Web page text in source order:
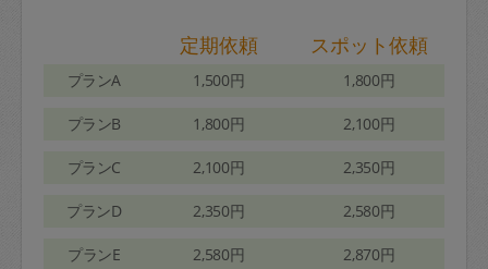
定期依頼 スポット依頼
プランA 1,500円 1,800円
プランB 1,800円 2,100円
プランC 2,100円 2,350円
プランD 2,350円 2,580円
プランE 2,580円 2,870円